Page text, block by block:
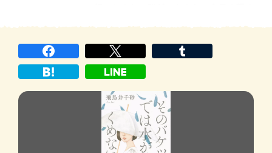
楽しかった記憶しかない。夜が深い、猥雑
な歌舞伎町のなか、あのバッティングセン